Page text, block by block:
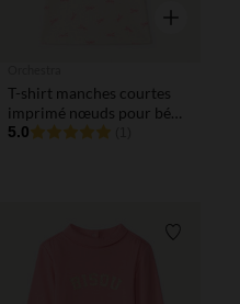
Aperçu
T-shirt manches courtes
imprimé nœuds pour bébé
fille
5.0